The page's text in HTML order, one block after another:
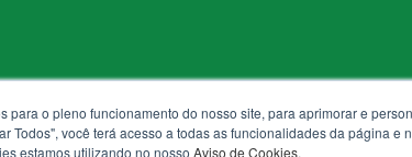
17h de segunda à sexta.
para o pleno funcionamento do nosso site, para aprimorar e
Todos", você terá acesso a todas as funcionalidades da página
estamos utilizando no nosso Aviso de Cookies.